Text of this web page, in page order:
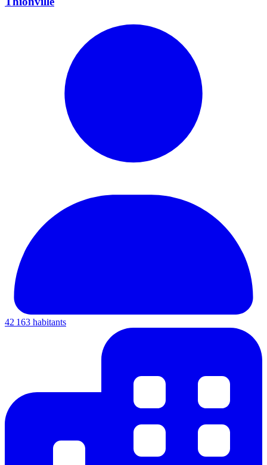
42 163 habitants